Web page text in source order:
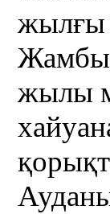
жылғы
жылы